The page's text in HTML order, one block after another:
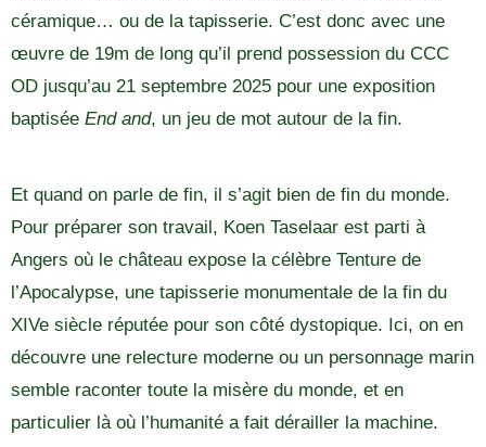
céramique… ou de la tapisserie. C’est donc avec une
œuvre de 19m de long qu’il prend possession du CCC
OD jusqu’au 21 septembre 2025 pour une exposition
baptisée End and, un jeu de mot autour de la fin.
Et quand on parle de fin, il s’agit bien de fin du monde.
Pour préparer son travail, Koen Taselaar est parti à
Angers où le château expose la célèbre Tenture de
l’Apocalypse, une tapisserie monumentale de la fin du
XIVe siècle réputée pour son côté dystopique. Ici, on en
découvre une relecture moderne ou un personnage marin
semble raconter toute la misère du monde, et en
particulier là où l’humanité a fait dérailler la machine.